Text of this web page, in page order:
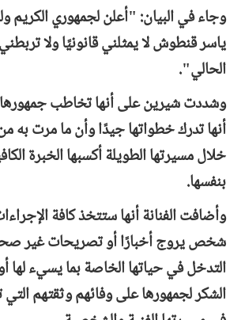
وجاء في البيان: "أعلن لجمهوري الكريم
ياسر قنطوش لا يمثلني قانونيًا ولا
الحالي".
وشددت شيرين على أنها تخاطب جمهورها
أنها تدرك خطواتها جيدًا وأن ما مرت به
خلال مسيرتها الطويلة أكسبها الخبرة
بنفسها.
وأضافت الفنانة أنها ستتخذ كافة
شخص يروج أخبارًا أو تصريحات غير
التدخل في حياتها الخاصة بما يسيء لها
الشكر لجمهورها على وفائهم وثقتهم